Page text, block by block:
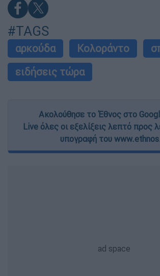
#TAGS
αρκούδα Κολοράντο
ειδήσεις τώρα
Ακολούθησε το Έθνος στο
Live όλες οι εξελίξεις λεπτό προς
υπογραφή του